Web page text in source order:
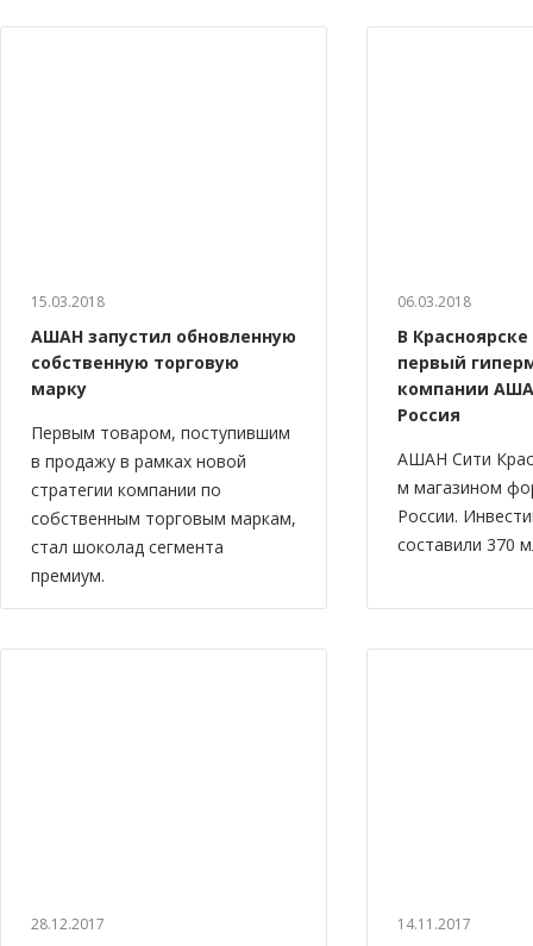
15.03.2018
АШАН запустил обновленную
собственную торговую
марку
Первым товаром, поступившим
в продажу в рамках новой
стратегии компании по
собственным торговым маркам,
стал шоколад сегмента
премиум.
06.03.2018
В
первый
компании
Россия
АШАН Сити
м магазином
России.
составили 370
28.12.2017 14.11.2017